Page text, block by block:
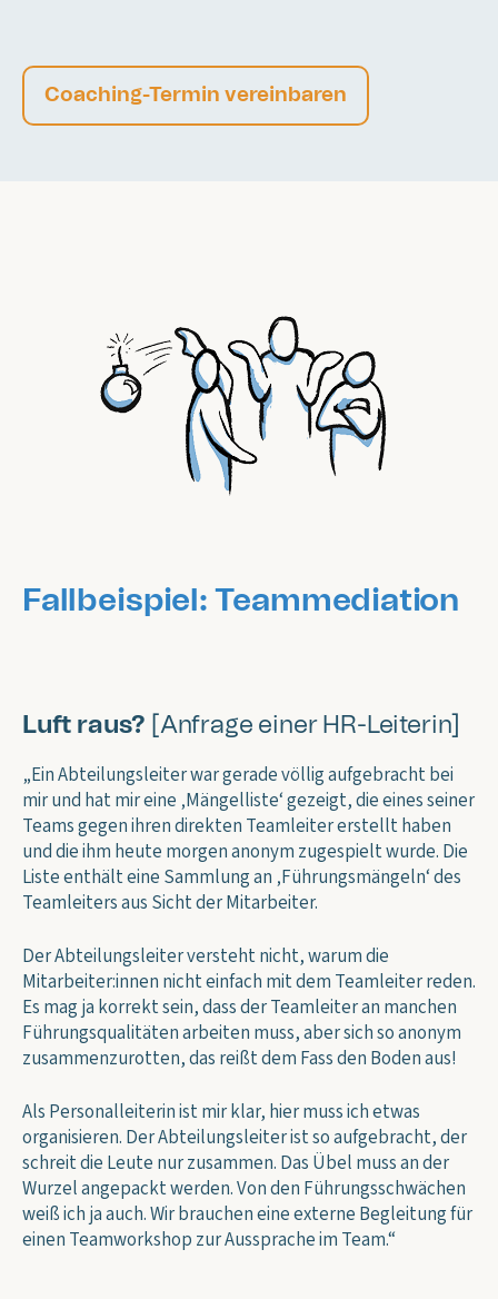
Coaching-Termin vereinbaren
Fallbeispiel: Teammediation
Luft raus? [Anfrage einer HR-Leiterin]
„Ein Abteilungsleiter war gerade völlig aufgebracht bei
mir und hat mir eine ‚Mängelliste‘ gezeigt, die eines seiner
Teams gegen ihren direkten Teamleiter erstellt haben
und die ihm heute morgen anonym zugespielt wurde. Die
Liste enthält eine Sammlung an ‚Führungsmängeln‘ des
Teamleiters aus Sicht der Mitarbeiter.
Der Abteilungsleiter versteht nicht, warum die
Mitarbeiter:innen nicht einfach mit dem Teamleiter reden.
Es mag ja korrekt sein, dass der Teamleiter an manchen
Führungsqualitäten arbeiten muss, aber sich so anonym
zusammenzurotten, das reißt dem Fass den Boden aus!
Als Personalleiterin ist mir klar, hier muss ich etwas
organisieren. Der Abteilungsleiter ist so aufgebracht, der
schreit die Leute nur zusammen. Das Übel muss an der
Wurzel angepackt werden. Von den Führungsschwächen
weiß ich ja auch. Wir brauchen eine externe Begleitung für
einen Teamworkshop zur Aussprache im Team.“